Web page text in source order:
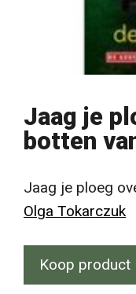
Jaag je
botten
Jaag je ploeg
Olga Tokarczuk
Koop product